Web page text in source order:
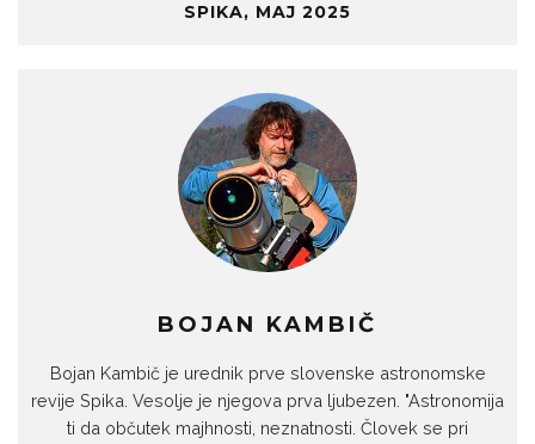
SPIKA, MAJ 2025
BOJAN KAMBIČ
Bojan Kambič je urednik prve slovenske astronomske
revije Spika. Vesolje je njegova prva ljubezen. "Astronomija
ti da občutek majhnosti, neznatnosti. Človek se pri